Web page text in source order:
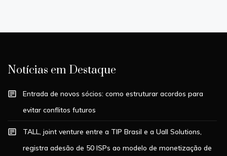
Notícias em Destaque
Entrada de novos sócios: como estruturar acordos para
evitar conflitos futuros
TALL, joint venture entre a TIP Brasil e a Uall Solutions,
registra adesão de 50 ISPs ao modelo de monetização de